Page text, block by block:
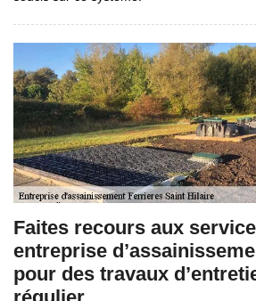
Faites recours aux
entreprise
pour des travaux